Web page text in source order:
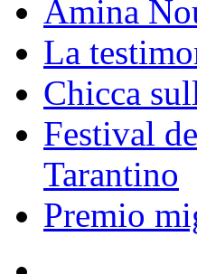
Amina
La
Chicca
Festival
Tarantino
Premio